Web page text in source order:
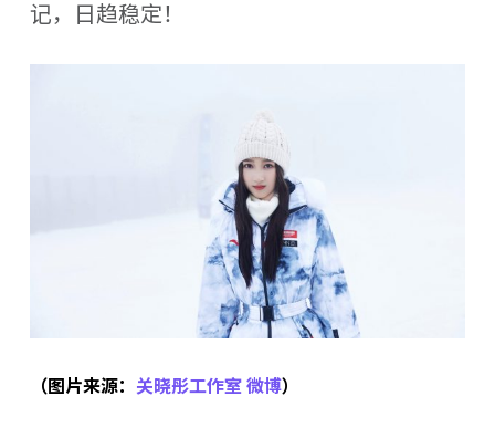
记，日趋稳定！
（图片来源： 关晓彤工作室 微博）